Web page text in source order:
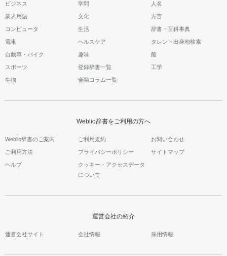
ビジネス 学問 人名
業界用語 文化 方言
コンピュータ 生活 辞書・百科事典
電車 ヘルスケア タレント出身地検索
自動車・バイク 趣味 船
スポーツ 登録辞書一覧 工学
生物 金融コラム一覧
Weblio辞書をご利用の方へ
Weblio辞書のご案内 ご利用規約 お問い合わせ
ご利用方法 プライバシーポリシー サイトマップ
ヘルプ
クッキー・アクセスデータ
について
運営会社の紹介
運営会社サイト 会社情報 採用情報